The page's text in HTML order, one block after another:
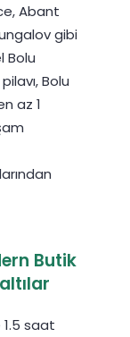
Abant
gibi
Bolu
Bolu
az 1
Butik
saat